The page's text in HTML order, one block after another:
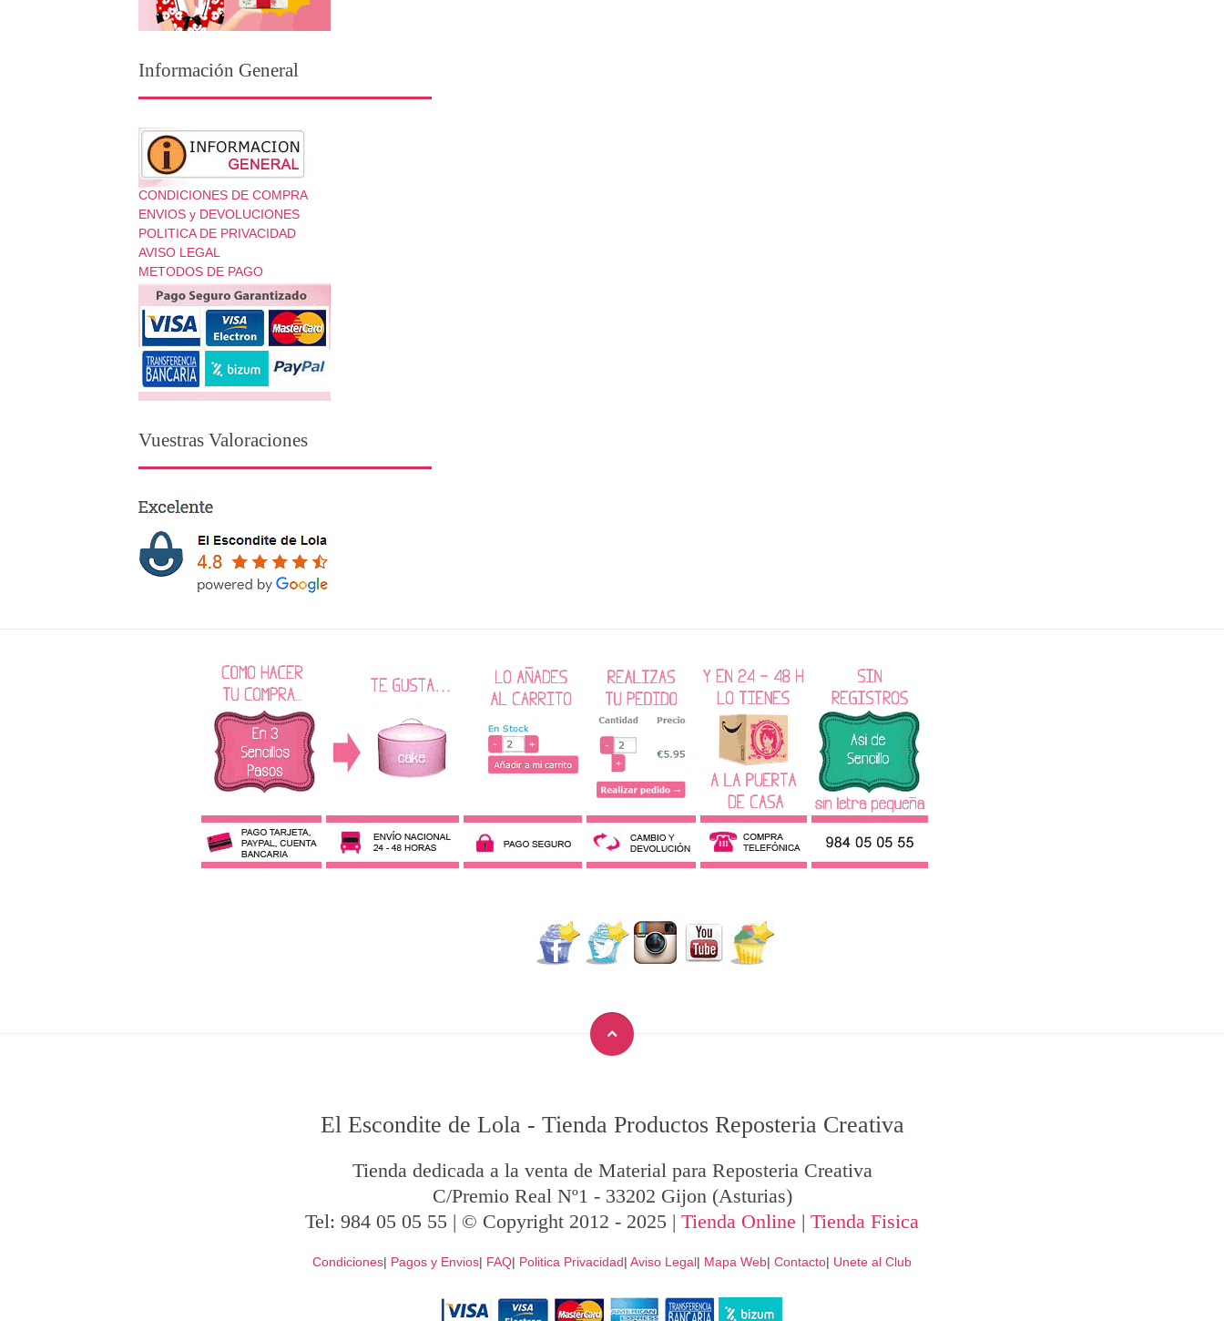
Información General
CONDICIONES DE COMPRA
ENVIOS y DEVOLUCIONES
POLITICA DE PRIVACIDAD
AVISO LEGAL
METODOS DE PAGO
Vuestras Valoraciones
El Escondite de Lola - Tienda Productos Reposteria Creativa
Tienda dedicada a la venta de Material para Reposteria Creativa
C/Premio Real Nº1 - 33202 Gijon (Asturias)
Tel: 984 05 05 55 | © Copyright 2012 - 2025 | Tienda Online | Tienda Fisica
Condiciones| Pagos y Envios| FAQ| Politica Privacidad| Aviso Legal| Mapa Web| Contacto| Unete al Club